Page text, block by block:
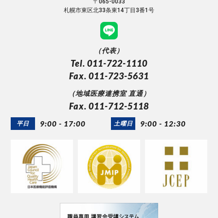
〒065-0033
札幌市東区北33条東14丁目3番1号
（代表）
Tel. 011-722-1110
Fax. 011-723-5631
（地域医療連携室 直通）
Fax. 011-712-5118
平日 9:00 - 17:00 土曜日 9:00 - 12:30